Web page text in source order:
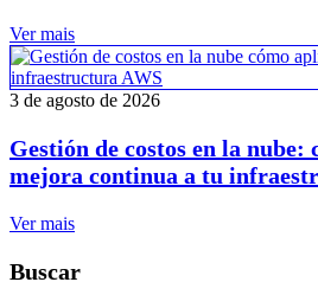
Ver mais
3 de agosto de 2026
Gestión de costos en la nube:
mejora continua a tu
Ver mais
Buscar